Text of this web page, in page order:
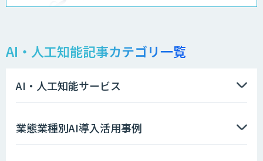
FleGrowthのDX/AI支援伴走サービス
AI活用サービス
AI・人工知能記事カテゴリ一覧
AI・人工知能サービス
業態業種別AI導入活用事例